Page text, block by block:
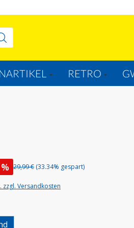
RETRO
% 29,99 € (33.34% gespart)
zzgl. Versandkosten